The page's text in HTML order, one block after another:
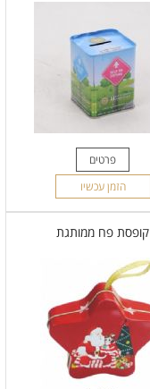
פרטים
הזמן עכשיו
קופסת פח ממותגת